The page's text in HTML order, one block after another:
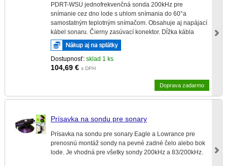
PDRT-WSU jednofrekvenčná sonda 200kHz pre
snímanie cez dno lode s uhlom snímania do 60°a
samostatným teplotným snímačom. Obsahuje aj napájací
kábel sonaru. Čierny zasúvací konektor. Dĺžka kábla
6,6m.
Dostupnosť:sklad 1 ks
104,69 € s DPH
Doprava zadarmo
Prísavka na sondu pre sonary
Prísavka na sondu pre sonary Eagle a Lowrance pre
prenosnú montáž sondy na pevné zadné čelo alebo bok
lode. Je vhodná pre všetky sondy 200kHz a 83/200kHz.